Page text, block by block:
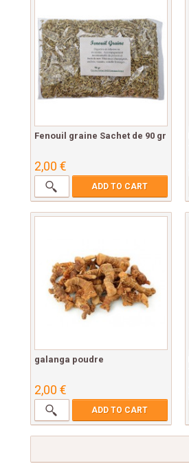
Fenouil graine Sachet de 90 gr
2,00 €
ADD TO CART
galanga poudre
2,00 €
ADD TO CART